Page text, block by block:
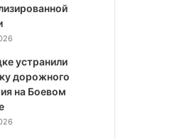
устранили
дорожного
на Боевом